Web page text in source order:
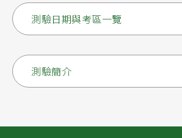
測驗日期與考區一覽
測驗簡介